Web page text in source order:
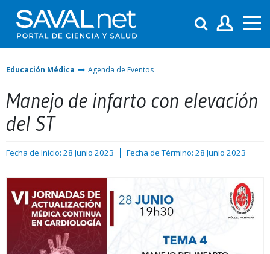
Educación Médica Agenda de Eventos
Manejo de infarto con elevación
del ST
Fecha de Inicio: 28 Junio 2023 Fecha de Término: 28 Junio 2023